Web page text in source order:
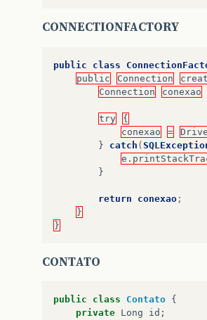
CONNECTIONFACTORY
public class
public
Connection
Connection
conexao
try
{
conexao
=
}
catch (
}
return conexao ;
}
}
CONTATO
public class Contato {
private Long id ;